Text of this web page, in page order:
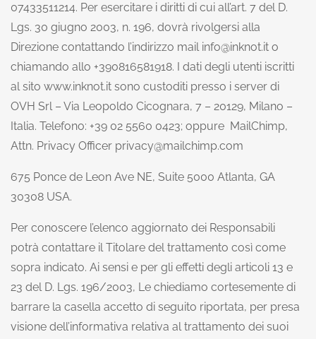
07433511214. Per esercitare i diritti di cui all’art. 7 del D.
Lgs. 30 giugno 2003, n. 196, dovrà rivolgersi alla
Direzione contattando l’indirizzo mail info@inknot.it o
chiamando allo +390816581918. I dati degli utenti iscritti
al sito www.inknot.it sono custoditi presso i server di
OVH Srl – Via Leopoldo Cicognara, 7 – 20129, Milano –
Italia. Telefono: +39 02 5560 0423; oppure MailChimp,
Attn. Privacy Officer privacy@mailchimp.com
675 Ponce de Leon Ave NE, Suite 5000 Atlanta, GA
30308 USA.
Per conoscere l’elenco aggiornato dei Responsabili
potrà contattare il Titolare del trattamento così come
sopra indicato. Ai sensi e per gli effetti degli articoli 13 e
23 del D. Lgs. 196/2003, Le chiediamo cortesemente di
barrare la casella accetto di seguito riportata, per presa
visione dell’informativa relativa al trattamento dei suoi